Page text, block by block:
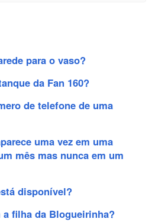
para o vaso?
da Fan 160?
de telefone de uma
uma vez em uma
mês mas nunca em um
disponível?
filha da Blogueirinha?